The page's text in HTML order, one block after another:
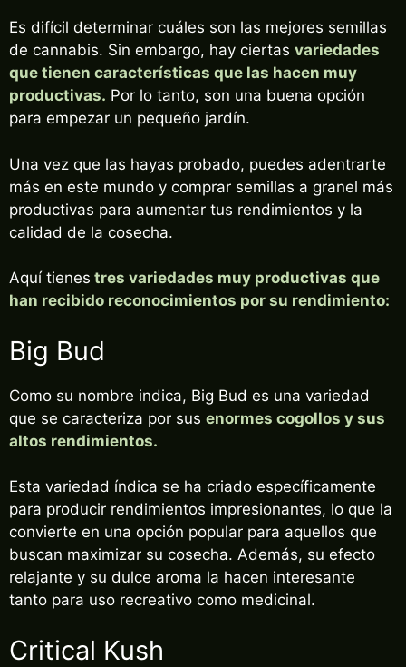
Es difícil determinar cuáles son las mejores semillas
de cannabis. Sin embargo, hay ciertas variedades
que tienen características que las hacen muy
productivas. Por lo tanto, son una buena opción
para empezar un pequeño jardín.
Una vez que las hayas probado, puedes adentrarte
más en este mundo y comprar semillas a granel más
productivas para aumentar tus rendimientos y la
calidad de la cosecha.
Aquí tienes tres variedades muy productivas que
han recibido reconocimientos por su rendimiento:
Big Bud
Como su nombre indica, Big Bud es una variedad
que se caracteriza por sus enormes cogollos y sus
altos rendimientos.
Esta variedad índica se ha criado específicamente
para producir rendimientos impresionantes, lo que la
convierte en una opción popular para aquellos que
buscan maximizar su cosecha. Además, su efecto
relajante y su dulce aroma la hacen interesante
tanto para uso recreativo como medicinal.
Critical Kush
¡10% DE DESCUENTO EN TU
PRÓXIMA COMPRA!
Regístrate en nuestra newsletter para estar
Correo electrónico